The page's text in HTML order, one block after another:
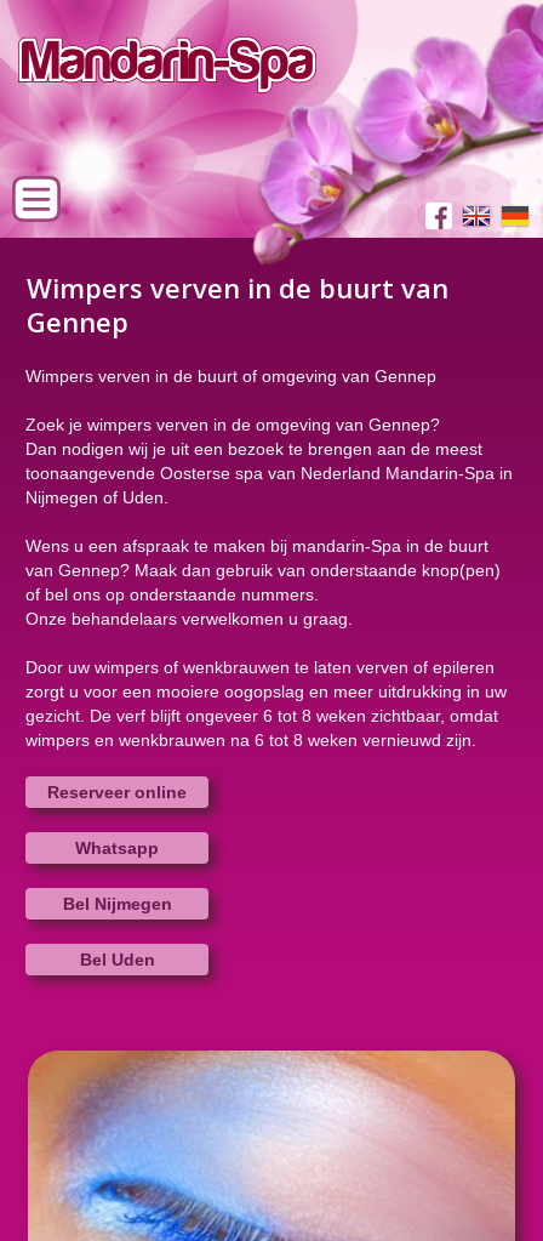
Wimpers verven in de buurt van
Gennep
Wimpers verven in de buurt of omgeving van Gennep
Zoek je wimpers verven in de omgeving van Gennep?
Dan nodigen wij je uit een bezoek te brengen aan de meest
toonaangevende Oosterse spa van Nederland Mandarin-Spa in
Nijmegen of Uden.
Wens u een afspraak te maken bij mandarin-Spa in de buurt
van Gennep? Maak dan gebruik van onderstaande knop(pen)
of bel ons op onderstaande nummers.
Onze behandelaars verwelkomen u graag.
Door uw wimpers of wenkbrauwen te laten verven of epileren
zorgt u voor een mooiere oogopslag en meer uitdrukking in uw
gezicht. De verf blijft ongeveer 6 tot 8 weken zichtbaar, omdat
wimpers en wenkbrauwen na 6 tot 8 weken vernieuwd zijn.
Reserveer online
Whatsapp
Bel Nijmegen
Bel Uden